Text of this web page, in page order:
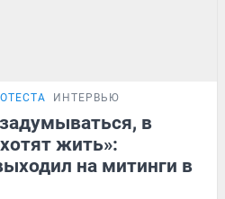
ИНТЕРВЬЮ
в
жить»:
на митинги в